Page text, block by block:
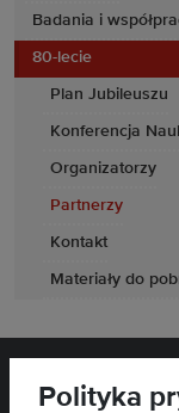
Badania i
80-lecie
Plan Jubileuszu
Konferencja
Organizatorzy
Partnerzy
Kontakt
Materiały do
Polityka